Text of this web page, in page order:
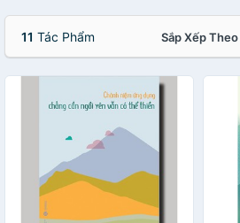
11 Tác Phẩm Sắp Xếp Theo